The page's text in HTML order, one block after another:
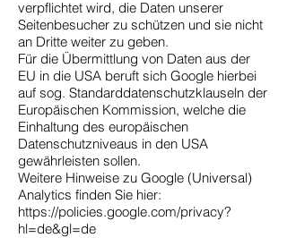
verpflichtet wird, die Daten unserer
Seitenbesucher zu schützen und sie nicht
an Dritte weiter zu geben.
Für die Übermittlung von Daten aus der
EU in die USA beruft sich Google hierbei
auf sog. Standarddatenschutzklauseln der
Europäischen Kommission, welche die
Einhaltung des europäischen
Datenschutzniveaus in den USA
gewährleisten sollen.
Weitere Hinweise zu Google (Universal)
Analytics finden Sie hier:
https://policies.google.com/privacy?
hl=de&gl=de